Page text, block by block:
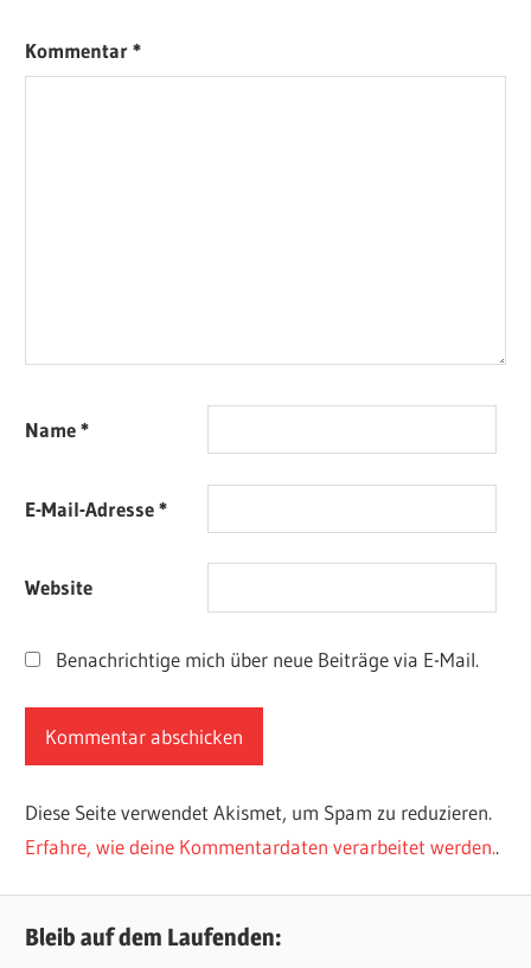
Kommentar*
Name*
E-Mail-Adresse*
Website
Benachrichtige mich über neue Beiträge via E-Mail.
Diese Seite verwendet Akismet, um Spam zu reduzieren.
Erfahre, wie deine Kommentardaten verarbeitet werden..
Bleib auf dem Laufenden: